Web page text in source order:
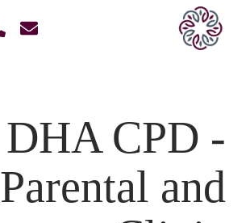
DHA CPD -
Parental and